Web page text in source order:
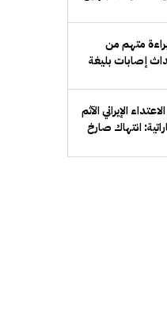
متهم من
إصابات بليغة
الإيراني الآثم
انتهاك صارخ